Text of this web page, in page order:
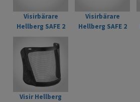
Visirbärare
Hellberg SAFE 2
standard-låg
Visirbärare
Hellberg SAFE 2
Visir Hellberg